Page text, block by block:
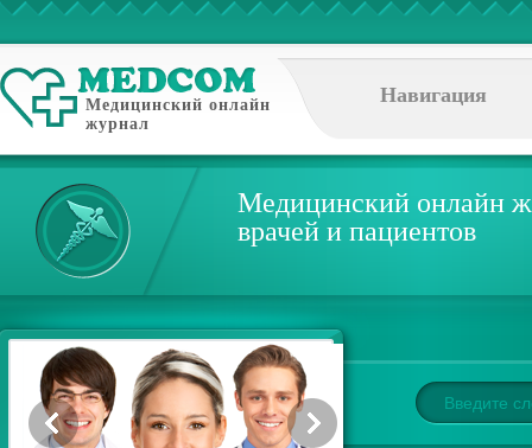
Медицинский онлайн
журнал
Навигация
Медицинский онлайн
врачей и пациентов